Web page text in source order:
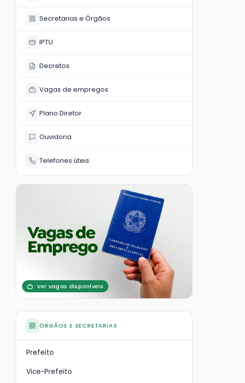
Secretarias e Órgãos
IPTU
Decretos
Vagas de empregos
Plano Diretor
Ouvidoria
Telefones úteis
Ver vagas disponíveis
ÓRGÃOS E SECRETARIAS
Prefeito
Vice-Prefeito